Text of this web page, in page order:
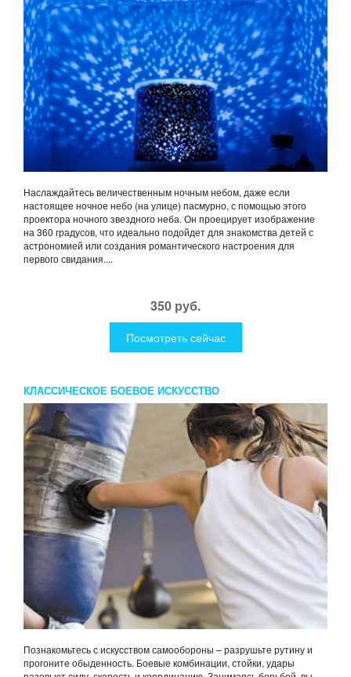
Наслаждайтесь величественным ночным небом, даже если
настоящее ночное небо (на улице) пасмурно, с помощью этого
проектора ночного звездного неба. Он проецирует изображение
на 360 градусов, что идеально подойдет для знакомства детей с
астрономией или создания романтического настроения для
первого свидания....
350 руб.
Посмотреть сейчас
КЛАССИЧЕСКОЕ БОЕВОЕ ИСКУССТВО
Познакомьтесь с искусством самообороны – разрушьте рутину и
прогоните обыденность. Боевые комбинации, стойки, удары